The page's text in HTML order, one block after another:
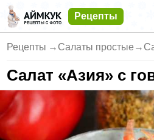
Рецепты
Рецепты → Салаты простые →
Салат «Азия» с